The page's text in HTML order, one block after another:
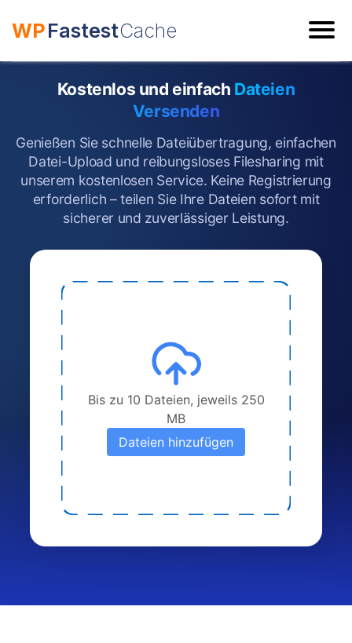
WPFastestCache
Kostenlos und einfach Dateien
Versenden
Genießen Sie schnelle Dateiübertragung, einfachen
Datei-Upload und reibungsloses Filesharing mit
unserem kostenlosen Service. Keine Registrierung
erforderlich – teilen Sie Ihre Dateien sofort mit
sicherer und zuverlässiger Leistung.
Bis zu 10 Dateien, jeweils 250
MB
Dateien hinzufügen